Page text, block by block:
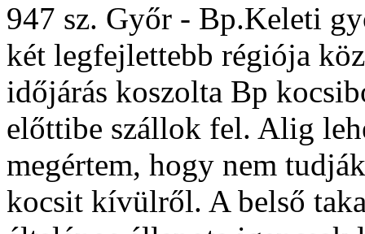
947 sz. Győr - Bp.Keleti
két legfejlettebb régiója
időjárás koszolta Bp
előttibe szállok fel. Alig
megértem, hogy nem
kocsit kívülről. A belső